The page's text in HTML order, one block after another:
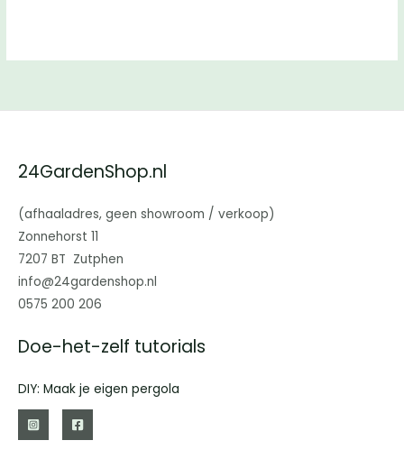
24GardenShop.nl
(afhaaladres, geen showroom / verkoop)
Zonnehorst 11
7207 BT Zutphen
info@24gardenshop.nl
0575 200 206
Doe-het-zelf tutorials
DIY: Maak je eigen pergola